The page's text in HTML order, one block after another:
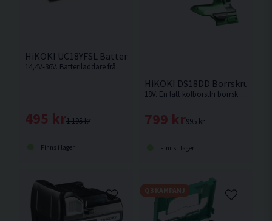
HiKOKI UC18YFSL Batteriladdare 14,4V-36V
14,4V-36V. Batteriladdare från Hikoki.
1 195 kr
495 kr
Finns i lager
HiKOKI DS18DD
18V. En lätt kolborstfri borrskruvdragare med enastående balans och manövrerbarhet från HiKOKI. Levereras utan batteri och laddare med manual men utan låda.
995 kr
799 kr
Finns i lager
Q3 KAMPANJ